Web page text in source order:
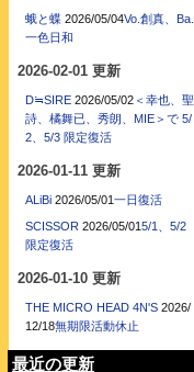
蛾と蝶 2026/05/04Vo.創真、Ba.
一色日和
2026-02-01 更新
D≒SIRE 2026/05/02＜幸也、聖
詩、橘舞已、秀朗、MIE＞で 5/
2、5/3 限定復活
2026-01-11 更新
ALiBi 2026/05/01一日復活
SCISSOR 2026/05/015/1、5/2
限定復活
2026-01-10 更新
THE MICRO HEAD 4N'S 2026/
12/18無期限活動休止
最近の更新